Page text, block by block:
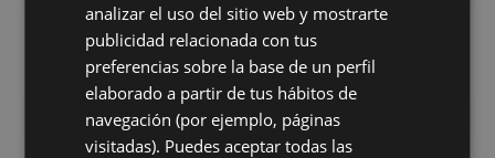
Bleuemix Taupe Soft
TAUPE
+ 7
Bleuemix Taupe
90X90
+ 7
colores
Eternia Beige Antislip Eternia Beige Digital Soft
analizar el uso del sitio web y mostrarte
publicidad relacionada con tus
preferencias sobre la base de un perfil
elaborado a partir de tus hábitos de
navegación (por ejemplo, páginas
visitadas). Puedes aceptar todas las